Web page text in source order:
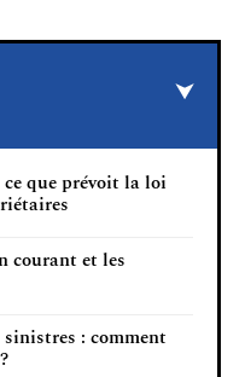
que prévoit la loi
courant et les
: comment